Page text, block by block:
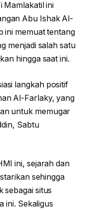
Mamlakatil ini
Abu Ishak Al-
ini memuat tentang
menjadi salah satu
hingga saat ini.
langkah positif
Al-Farlaky, yang
untuk memugar
Sabtu
ini, sejarah dan
sehingga
sebagai situs
ini. Sekaligus